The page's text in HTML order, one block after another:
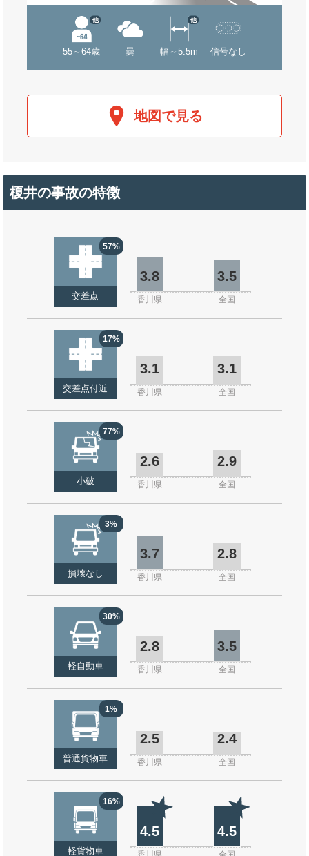
55～64歳
他
曇 幅～5.5m
他
信号なし
地図で見る
榎井の事故の特徴
57%
交差点
3.8 3.5
香川県 全国
17%
交差点付近
3.1 3.1
香川県 全国
77%
小破
2.6 2.9
香川県 全国
3%
損壊なし
3.7 2.8
香川県 全国
30%
軽自動車
2.8 3.5
香川県 全国
1%
普通貨物車
2.5 2.4
香川県 全国
16%
軽貨物車
4.5 4.5